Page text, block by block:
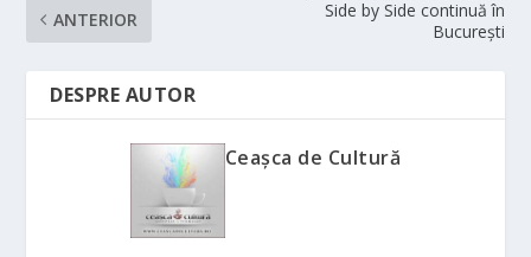
ANTERIOR
Side by Side continuă în
București
DESPRE AUTOR
Ceașca de Cultură